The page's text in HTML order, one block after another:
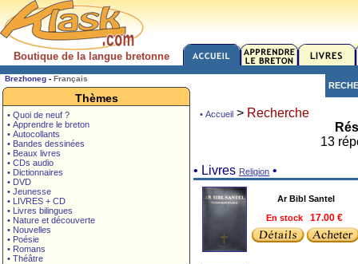
Boutique de la langue bretonne
Brezhoneg - Français
Thèmes
• Quoi de neuf ?
• Apprendre le breton
• Autocollants
• Bandes dessinées
• Beaux livres
• CDs audio
• Dictionnaires
• DVD
• Jeunesse
• LIVRES + CD
• Livres bilingues
• Nature et découverte
• Nouvelles
• Poésie
• Romans
• Théâtre
• Accueil > Recherche
13
• Livres Religion •
Ar Bibl Santel
En stock
17.00 €